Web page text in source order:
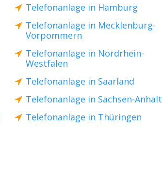
Telefonanlage in Hamburg
Telefonanlage in Mecklenburg-
Vorpommern
Telefonanlage in Nordrhein-
Westfalen
Telefonanlage in Saarland
Telefonanlage in Sachsen-Anhalt
Telefonanlage in Thüringen